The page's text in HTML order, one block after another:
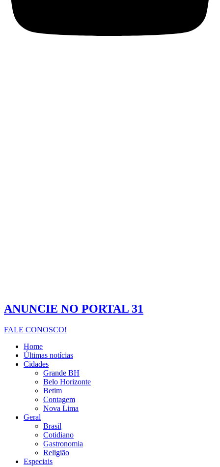
ANUNCIE NO PORTAL 31
FALE CONOSCO!
Home
Últimas notícias
Cidades
Grande BH
Belo Horizonte
Betim
Contagem
Nova Lima
Geral
Brasil
Cotidiano
Gastronomia
Religião
Especiais